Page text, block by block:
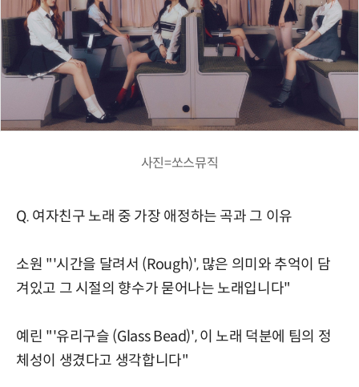
사진=쏘스뮤직
Q. 여자친구 노래 중 가장 애정하는 곡과 그 이유
소원 "'시간을 달려서 (Rough)', 많은 의미와 추억이 담
겨있고 그 시절의 향수가 묻어나는 노래입니다"
예린 "'유리구슬 (Glass Bead)', 이 노래 덕분에 팀의 정
체성이 생겼다고 생각합니다"